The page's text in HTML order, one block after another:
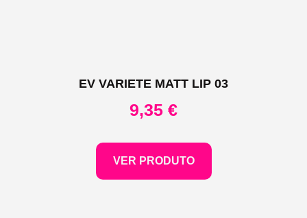
EV VARIETE MATT LIP 03
9,35 €
VER PRODUTO